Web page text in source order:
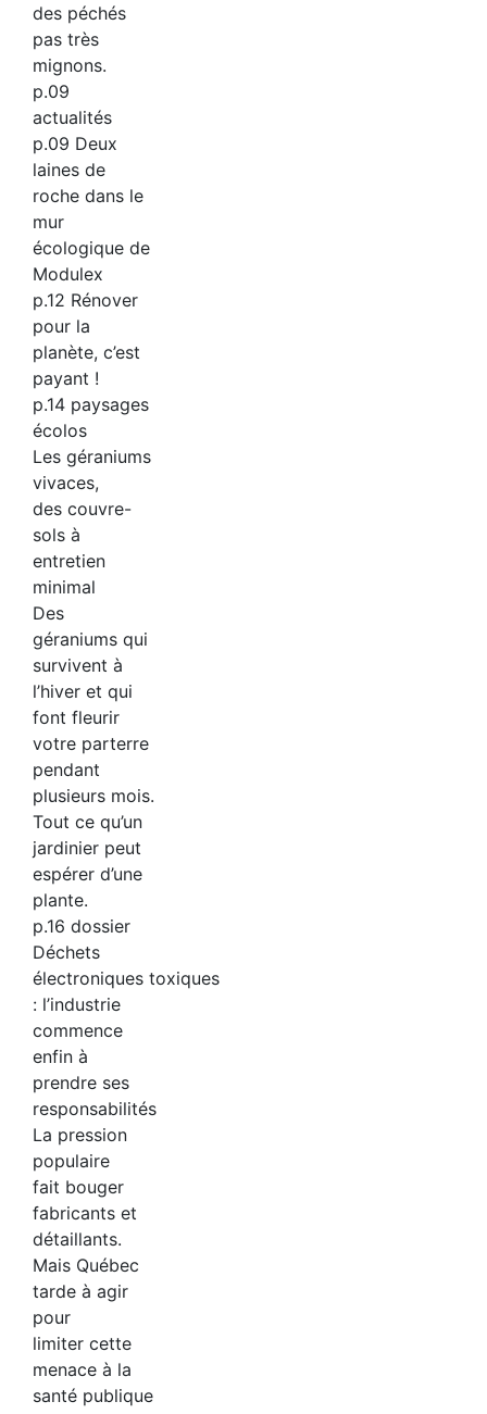
des péchés
pas très
mignons.
p.09
actualités
p.09 Deux
laines de
roche dans le
mur
écologique de
Modulex
p.12 Rénover
pour la
planète, c’est
payant !
p.14 paysages
écolos
Les géraniums
vivaces,
des couvre-
sols à
entretien
minimal
Des
géraniums qui
survivent à
l’hiver et qui
font fleurir
votre parterre
pendant
plusieurs mois.
Tout ce qu’un
jardinier peut
espérer d’une
plante.
p.16 dossier
Déchets
électroniques toxiques
: l’industrie
commence
enfin à
prendre ses
responsabilités
La pression
populaire
fait bouger
fabricants et
détaillants.
Mais Québec
tarde à agir
pour
limiter cette
menace à la
santé publique